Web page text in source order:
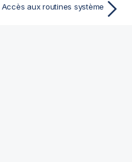
Accès aux routines système